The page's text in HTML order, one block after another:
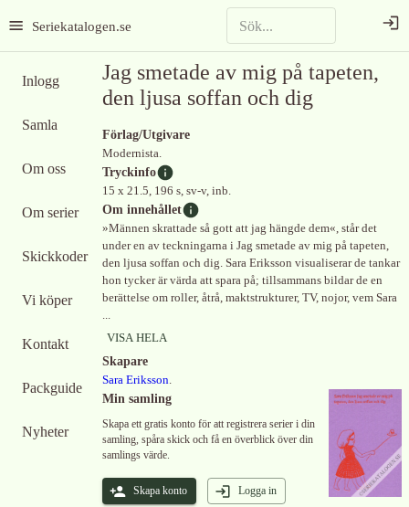
Seriekatalogen.se
Inlogg
Samla
Om oss
Om serier
Skickkoder
Vi köper
Kontakt
Packguide
Nyheter
Jag smetade av mig på tapeten,
den ljusa soffan och dig
Förlag/Utgivare
Modernista.
Tryckinfo
15 x 21.5, 196 s, sv-v, inb.
Om innehållet
»Männen skrattade så gott att jag hängde dem«, står det
under en av teckningarna i Jag smetade av mig på tapeten,
den ljusa soffan och dig. Sara Eriksson visualiserar de tankar
hon tycker är värda att spara på; tillsammans bildar de en
berättelse om roller, åtrå, maktstrukturer, TV, nojor, vem Sara
...
VISA HELA
Skapare
Sara Eriksson.
Min samling
Skapa ett gratis konto för att registrera serier i din
samling, spåra skick och få en överblick över din
samlings värde.
Skapa konto Logga in